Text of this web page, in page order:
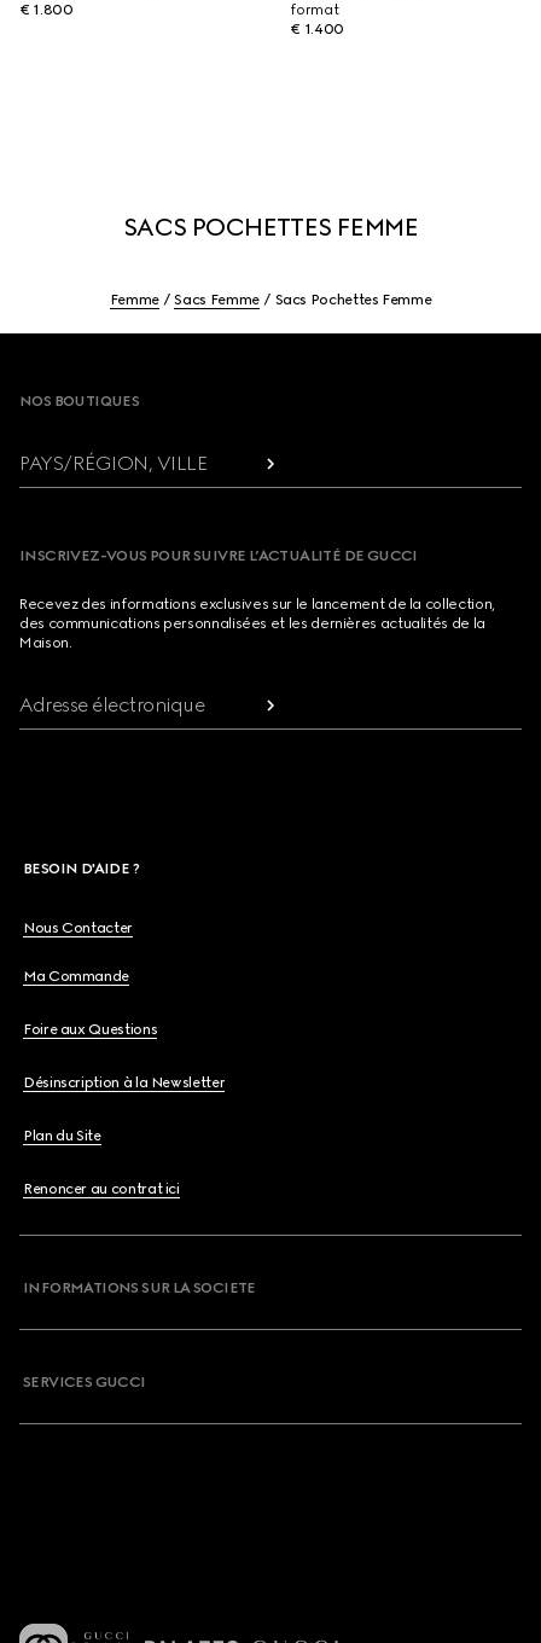
€ 1.800
format
€ 1.400
SACS POCHETTES FEMME
Femme Sacs Femme Sacs Pochettes Femme
NOS BOUTIQUES
PAYS/RÉGION, VILLE
INSCRIVEZ-VOUS POUR SUIVRE L’ACTUALITÉ DE GUCCI
Recevez des informations exclusives sur le lancement de la collection,
des communications personnalisées et les dernières actualités de la
Maison.
Adresse électronique
BESOIN D'AIDE ?
Nous Contacter
Ma Commande
Foire aux Questions
Désinscription à la Newsletter
Plan du Site
Renoncer au contrat ici
INFORMATIONS SUR LA SOCIETE
SERVICES GUCCI